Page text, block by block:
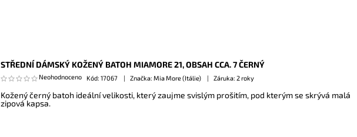
STŘEDNÍ DÁMSKÝ KOŽENÝ BATOH MIAMORE 21, OBSAH CCA. 7 ČERNÝ
Neohodnoceno Kód: 17067 Značka: Mia More (Itálie) Záruka: 2 roky
Kožený černý batoh ideální velikosti, který zaujme svislým prošitím, pod kterým se skrývá malá
zipová kapsa.